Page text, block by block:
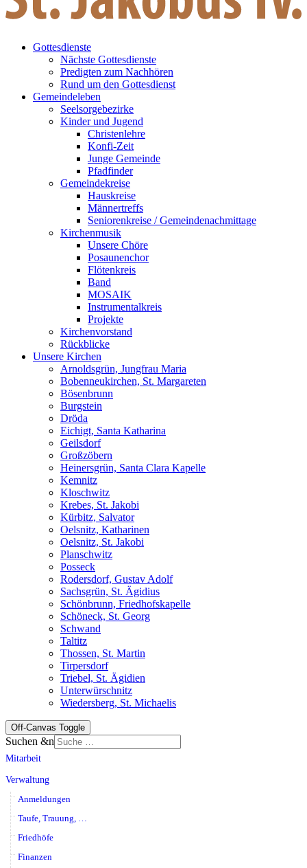
Gottesdienste
Nächste Gottesdienste
Predigten zum Nachhören
Rund um den Gottesdienst
Gemeindeleben
Seelsorgebezirke
Kinder und Jugend
Christenlehre
Konfi-Zeit
Junge Gemeinde
Pfadfinder
Gemeindekreise
Hauskreise
Männertreffs
Seniorenkreise / Gemeindenachmittage
Kirchenmusik
Unsere Chöre
Posaunenchor
Flötenkreis
Band
MOSAIK
Instrumentalkreis
Projekte
Kirchenvorstand
Rückblicke
Unsere Kirchen
Arnoldsgrün, Jungfrau Maria
Bobenneukirchen, St. Margareten
Bösenbrunn
Burgstein
Dröda
Eichigt, Santa Katharina
Geilsdorf
Großzöbern
Heinersgrün, Santa Clara Kapelle
Kemnitz
Kloschwitz
Krebes, St. Jakobi
Kürbitz, Salvator
Oelsnitz, Katharinen
Oelsnitz, St. Jakobi
Planschwitz
Posseck
Rodersdorf, Gustav Adolf
Sachsgrün, St. Ägidius
Schönbrunn, Friedhofskapelle
Schöneck, St. Georg
Schwand
Taltitz
Thossen, St. Martin
Tirpersdorf
Triebel, St. Ägidien
Unterwürschnitz
Wiedersberg, St. Michaelis
Off-Canvas Toggle
Suchen &n
Mitarbeit
Verwaltung
Anmeldungen
Taufe, Trauung, …
Friedhöfe
Finanzen